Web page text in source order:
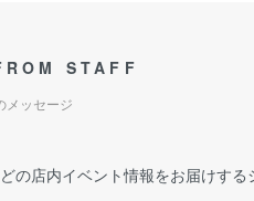
STAFF
メッセージ
店内イベント情報をお届けする